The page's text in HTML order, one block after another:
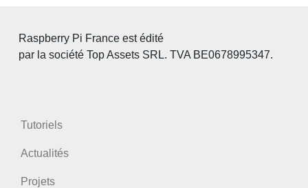
Raspberry Pi France est édité
par la société Top Assets SRL. TVA BE0678995347.
Tutoriels
Actualités
Projets